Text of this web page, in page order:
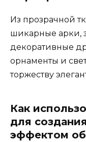
Из прозрачной
шикарные арки,
декоративные
орнаменты и
торжеству
Как
для
эффектом